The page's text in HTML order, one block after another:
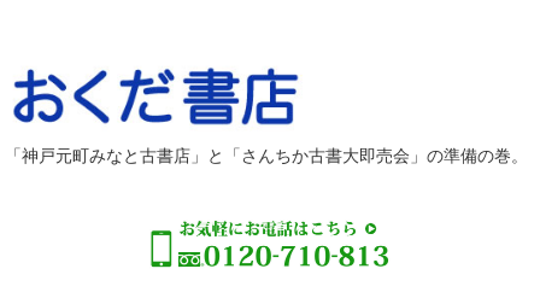
「神戸元町みなと古書店」と「さんちか古書大即売会」の準備の巻。